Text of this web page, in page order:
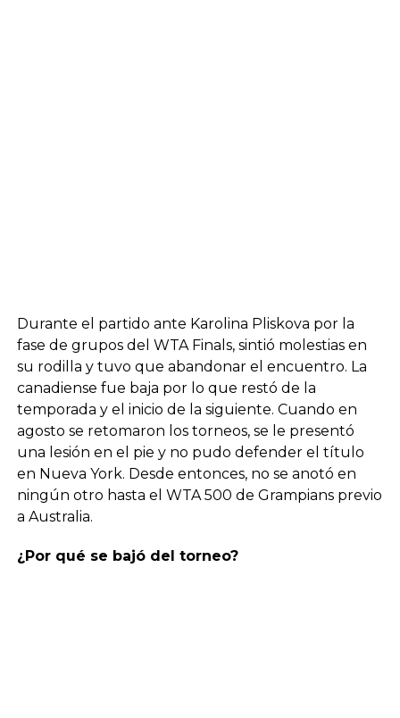
Durante el partido ante Karolina Pliskova por la
fase de grupos del WTA Finals, sintió molestias en
su rodilla y tuvo que abandonar el encuentro. La
canadiense fue baja por lo que restó de la
temporada y el inicio de la siguiente. Cuando en
agosto se retomaron los torneos, se le presentó
una lesión en el pie y no pudo defender el título
en Nueva York. Desde entonces, no se anotó en
ningún otro hasta el WTA 500 de Grampians previo
a Australia.
¿Por qué se bajó del torneo?